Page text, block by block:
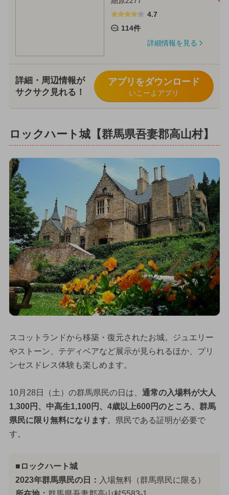
4.7
114件
詳細情報を見る
詳細・周辺情報が
サクサク見れる！
アプリをダウンロード
いこーよアプリ
ロックハート城【群馬県吾妻郡高山村】
スコットランドから移築・復元されたお城。ジュエリー
やストーン、テディベアなど展示が見られるほか、プリ
ンセスドレス体験も楽しめます。
10月28日（土）の群馬県民の日は、 通常の入場料が大人
1,300円、中高生1,100円、4歳以上600円のところ、群馬
県民に限り無料になります。県民である証明が必要で
す。
■ロックハート城
2023年群馬県民の日： 入場無料（群馬県民に限る）